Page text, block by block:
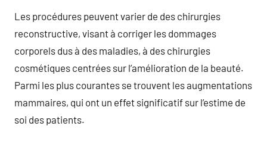
Les procédures peuvent varier de des chirurgies
reconstructive, visant à corriger les dommages
corporels dus à des maladies, à des chirurgies
cosmétiques centrées sur l’amélioration de la beauté.
Parmi les plus courantes se trouvent les augmentations
mammaires, qui ont un effet significatif sur l’estime de
soi des patients.